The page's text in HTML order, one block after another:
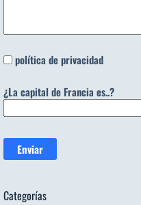
política de privacidad
¿La capital de Francia es..?
Categorías